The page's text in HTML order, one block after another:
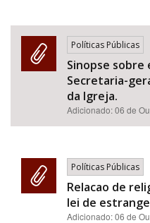
Políticas Públicas
Sinopse sobre
Secretaria-
da Igreja.
Adicionado:06 de
Políticas Públicas
Relacao de
lei de
Adicionado:06 de